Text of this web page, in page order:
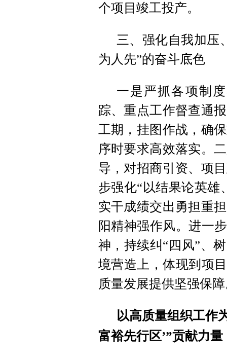
个项目竣工投产。
三、强化自我加压
为人先”的奋斗底色
一是严抓各项制
踪、重点工作督查通
工期，挂图作战，确
序时要求高效落实。
导，对招商引资、项
步强化“以结果论英雄
实干成绩交出勇担重
阳精神强作风。进一
神，持续纠“四风”、
境营造上，体现到项
质量发展提供坚强保
以高质量组织工作
富裕先行区’”贡献力量